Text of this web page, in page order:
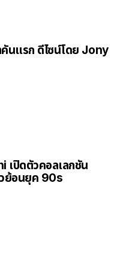
นแรก ดีไซน์โดย Jony
ปิดตัวคอลเลกชัน
ย้อนยุค 90s